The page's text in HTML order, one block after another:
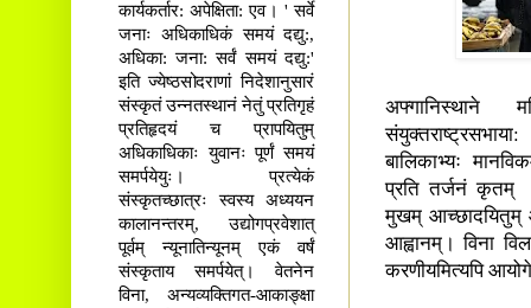
अफ्गानिस्थाने
बालिकाभ्यः
प्रति तर्जनं कृतम् ।
मुखम् आच्छादयितुम्
आह्वानम्। विना
करणीयमित्यपि
कार्यकर्तार: अपेक्षिता: एव। ' सर्वे
जनाः अधिकाधिकं समयं दद्यु:,
अधिका: जना: सर्वं समयं दद्यु:'
इति ज्येष्ठसोदराणां निदेशानुसारं
संस्कृतं उन्नतस्थानं नेतुं प्रतिगृहं
प्रतिहृदयं च प्रापयितुम्
अधिकाधिकाः युवानः पूर्णं समयं
समर्पयेयुः। प्रत्येकं
संस्कृतच्छात्रः स्वस्य अध्ययन
कालानन्तरम्, उद्योगप्रवेशात्
पूर्वम् न्यूनातिन्यूनम् एकं वर्षं
संस्कृताय समर्पयेत्। वेतनेन
विना, अन्यव्यक्तिगत-आकाङ्क्षा